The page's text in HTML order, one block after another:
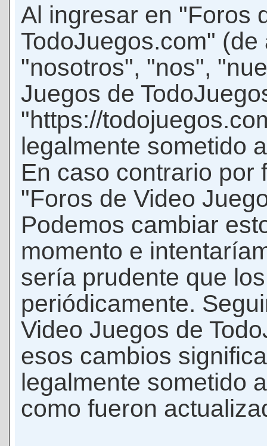
Al ingresar en "Foros
TodoJuegos.com"
"nosotros", "nos",
Juegos de
"https://
legalmente sometido
En caso contrario por
"Foros de Video
Podemos cambiar
momento e
sería prudente que
periódicamente.
Video Juegos de
esos cambios
legalmente sometido
como fueron